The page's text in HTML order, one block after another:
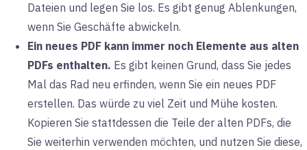
Dateien und legen Sie los. Es gibt genug Ablenkungen,
wenn Sie Geschäfte abwickeln.
Ein neues PDF kann immer noch Elemente aus alten
PDFs enthalten. Es gibt keinen Grund, dass Sie jedes
Mal das Rad neu erfinden, wenn Sie ein neues PDF
erstellen. Das würde zu viel Zeit und Mühe kosten.
Kopieren Sie stattdessen die Teile der alten PDFs, die
Sie weiterhin verwenden möchten, und nutzen Sie diese,